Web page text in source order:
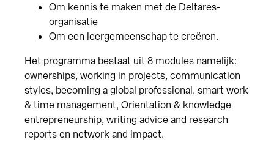
Om kennis te maken met de Deltares-
organisatie
Om een leergemeenschap te creëren.
Het programma bestaat uit 8 modules namelijk:
ownerships, working in projects, communication
styles, becoming a global professional, smart work
& time management, Orientation & knowledge
entrepreneurship, writing advice and research
reports en network and impact.